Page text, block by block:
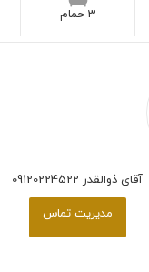
آقای ذوالقدر 09120224522
مدیریت تماس